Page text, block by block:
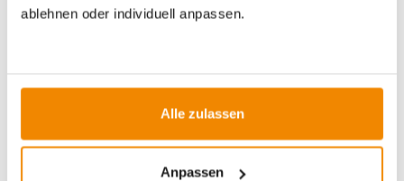
ablehnen oder individuell anpassen.
Alle zulassen
Anpassen